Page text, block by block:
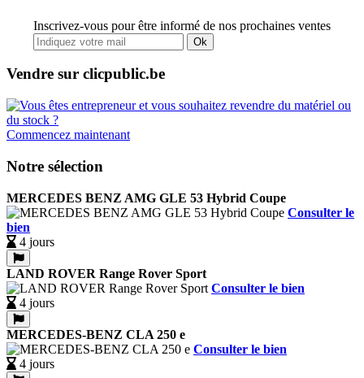
Inscrivez-vous pour être informé de nos prochaines ventes
Ok
Vendre sur clicpublic.be
Commencez maintenant
Notre sélection
MERCEDES BENZ AMG GLE 53 Hybrid Coupe
Consulter le
bien
4 jours
LAND ROVER Range Rover Sport
Consulter le bien
4 jours
MERCEDES-BENZ CLA 250 e
Consulter le bien
4 jours